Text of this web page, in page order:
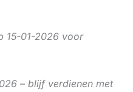
15-01-2026 voor
– blijf verdienen met